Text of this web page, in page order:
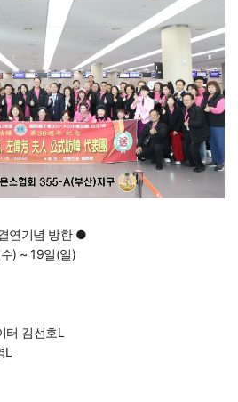
연기념 방한 ●
) ~ 19일(일)
김선호L